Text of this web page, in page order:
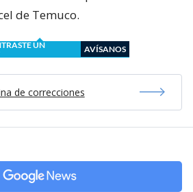
de Temuco.
UN
AVÍSANOS
de correcciones